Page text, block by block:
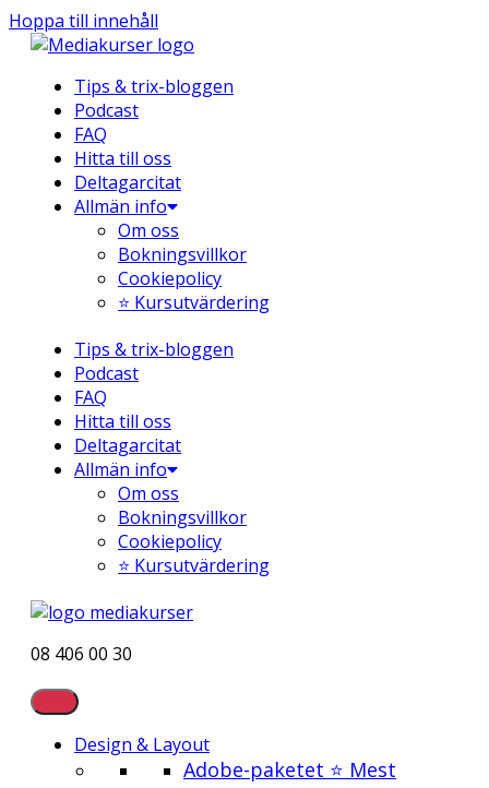
Hoppa till innehåll
Tips & trix-bloggen
Podcast
FAQ
Hitta till oss
Deltagarcitat
Allmän info
Om oss
Bokningsvillkor
Cookiepolicy
⭐ Kursutvärdering
Tips & trix-bloggen
Podcast
FAQ
Hitta till oss
Deltagarcitat
Allmän info
Om oss
Bokningsvillkor
Cookiepolicy
⭐ Kursutvärdering
08 406 00 30
Design & Layout
Adobe-paketet ⭐ Mest